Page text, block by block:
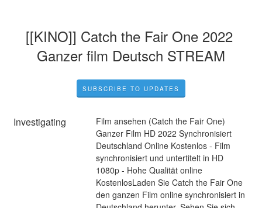
[[KINO]] Catch the Fair One 2022
Ganzer film Deutsch STREAM
SUBSCRIBE TO UPDATES
Investigating
Film ansehen (Catch the Fair One)
Ganzer Film HD 2022 Synchronisiert
Deutschland Online Kostenlos - Film
synchronisiert und untertitelt in HD
1080p - Hohe Qualität online
KostenlosLaden Sie Catch the Fair One
den ganzen Film online synchronisiert in